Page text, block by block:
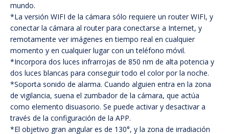
mundo.
*La versión WIFI de la cámara sólo requiere un router WIFI, y
conectar la cámara al router para conectarse a Internet, y
remotamente ver imágenes en tiempo real en cualquier
momento y en cualquier lugar con un teléfono móvil.
*Incorpora dos luces infrarrojas de 850 nm de alta potencia y
dos luces blancas para conseguir todo el color por la noche.
*Soporta sonido de alarma. Cuando alguien entra en la zona
de vigilancia, suena el zumbador de la cámara, que actúa
como elemento disuasorio. Se puede activar y desactivar a
través de la configuración de la APP.
*El objetivo gran angular es de 130°, y la zona de irradiación